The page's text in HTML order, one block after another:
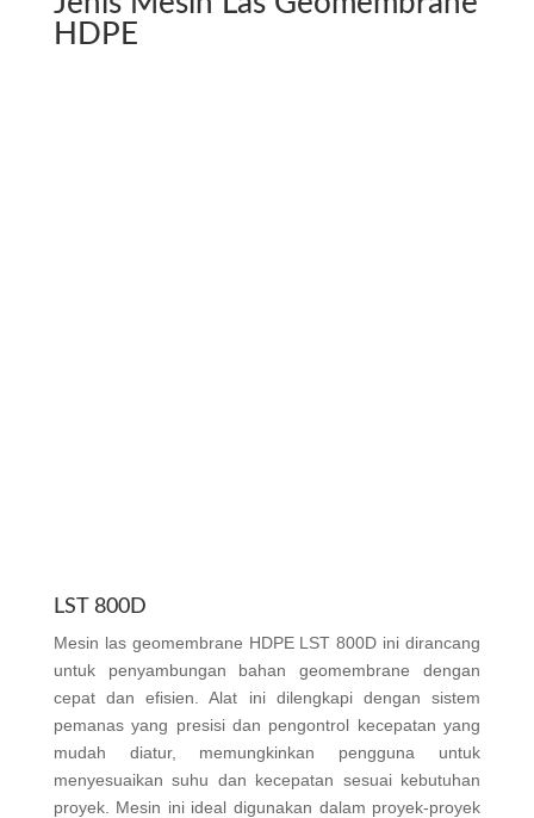
HDPE
LST 800D
Mesin las geomembrane HDPE LST 800D ini dirancang
untuk penyambungan bahan geomembrane dengan
cepat dan efisien. Alat ini dilengkapi dengan sistem
pemanas yang presisi dan pengontrol kecepatan yang
mudah diatur, memungkinkan pengguna untuk
menyesuaikan suhu dan kecepatan sesuai kebutuhan
proyek. Mesin ini ideal digunakan dalam proyek-proyek